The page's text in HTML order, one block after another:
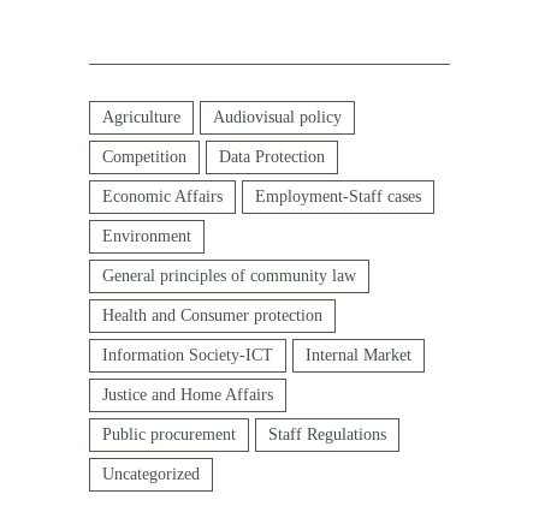
Agriculture Audiovisual policy
Competition Data Protection
Economic Affairs Employment-Staff cases
Environment
General principles of community law
Health and Consumer protection
Information Society-ICT Internal Market
Justice and Home Affairs
Public procurement Staff Regulations
Uncategorized